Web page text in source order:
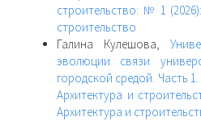
строительство: № 1
строительство
Галина Кулешова,
эволюции связи
городской средой. Часть
Архитектура и
Архитектура и